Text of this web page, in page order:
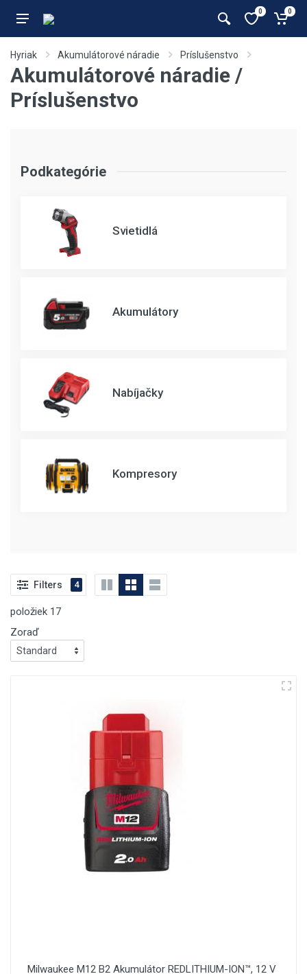
0 0
Hyriak Akumulátorové náradie Príslušenstvo
Akumulátorové náradie /
Príslušenstvo
Podkategórie
Svietidlá
Akumulátory
Nabíjačky
Kompresory
Filters 4
položiek 17
Zoraď
Milwaukee M12 B2 Akumulátor REDLITHIUM-ION™, 12 V